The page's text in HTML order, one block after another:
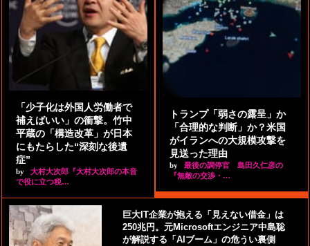
「少子化は外国人労働者で
補えばいい」の衝撃。竹中
平蔵の「構造改革」が日本
にもたらした“深刻な後遺
症”
by
大村大次郎『大村大次郎の本音
で役に立つ税…
トランプ「弱さの露呈」か
「合理的な判断」か？米国
がイランへの大規模攻撃を
見送った理由
by
最後の調停官 島田久仁彦の
『無敵の交渉・…
巨大IT企業が抱える「見えない借金」は
250兆円。元Microsoftエンジニア中島聡
が解説する「AIブーム」の危うい裏側